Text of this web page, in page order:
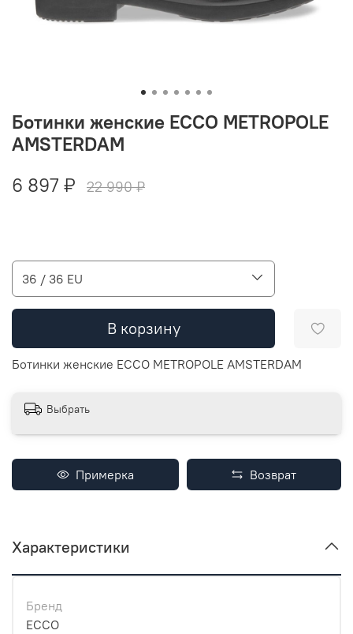
Ботинки женские ECCO METROPOLE
AMSTERDAM
6 897 ₽
22 990 ₽
36 / 36 EU
В корзину
Ботинки женские ECCO METROPOLE AMSTERDAM
Выбрать
Примерка Возврат
Характеристики
Бренд
ECCO